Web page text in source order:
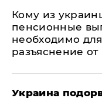
Кому из
пенсионные
необходимо для
разъяснение
Украина